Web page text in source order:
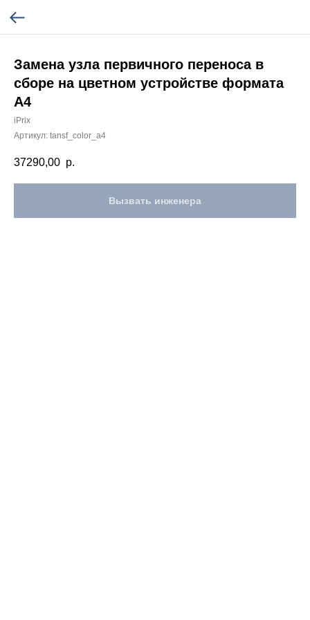
Замена узла первичного переноса в
сборе на цветном устройстве формата
А4
iPrix
Артикул: tansf_color_a4
37290,00 р.
Вызвать инженера